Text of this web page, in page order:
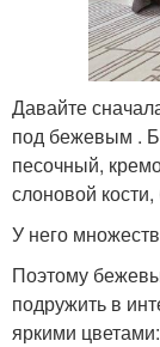
Давайте
под бежевым .
песочный,
слоновой
У него
Поэтому
подружить в
яркими цветами: